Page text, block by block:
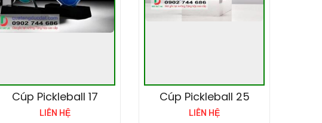
Cúp Pickleball 17
LIÊN HỆ
Cúp Pickleball 25
LIÊN HỆ